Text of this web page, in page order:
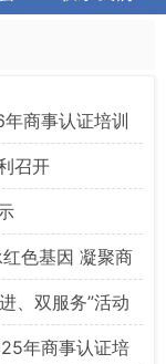
商事认证培训
召开
色基因 凝聚商
、双服务”活动
年商事认证培